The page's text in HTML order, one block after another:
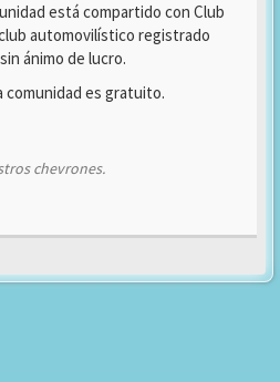
está compartido con Club
automovilístico registrado
ánimo de lucro.
comunidad es gratuito.
chevrones.